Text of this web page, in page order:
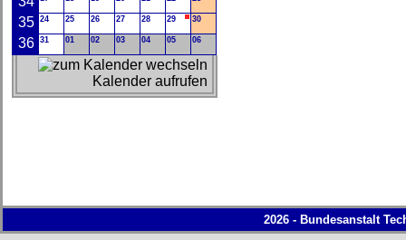
35 24 25 26 27 28 29 30
36 31 01 02 03 04 05 06
Kalender aufrufen
2026 - Bundesanstalt